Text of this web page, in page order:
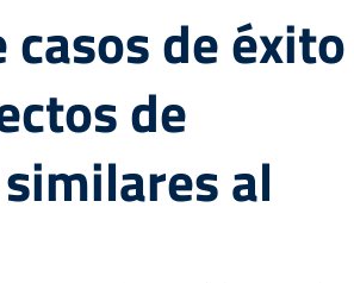
casos de éxito
de
al